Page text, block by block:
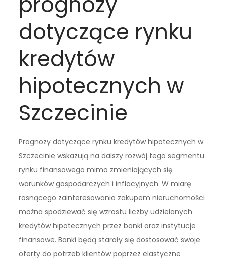
dotyczące rynku
kredytów
hipotecznych w
Szczecinie
Prognozy dotyczące rynku kredytów hipotecznych w
Szczecinie wskazują na dalszy rozwój tego segmentu
rynku finansowego mimo zmieniających się
warunków gospodarczych i inflacyjnych. W miarę
rosnącego zainteresowania zakupem nieruchomości
można spodziewać się wzrostu liczby udzielanych
kredytów hipotecznych przez banki oraz instytucje
finansowe. Banki będą starały się dostosować swoje
oferty do potrzeb klientów poprzez elastyczne